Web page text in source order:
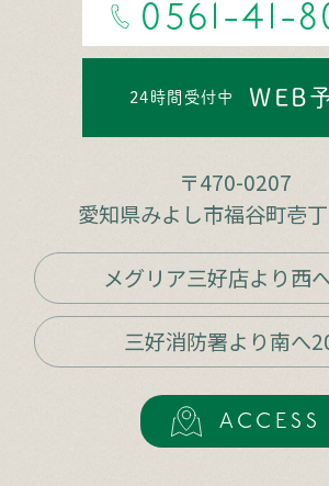
0561-41-
24時間受付中 WEB
〒470-0207
愛知県みよし市福谷町壱
メグリア三好店より西
三好消防署より南へ
ACCESS